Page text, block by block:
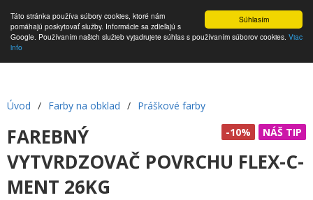
Súhlasím
Táto stránka používa súbory cookies, ktoré nám
pomáhajú poskytovať služby. Informácie sa zdieľajú s
Google. Používaním našich služieb vyjadrujete súhlas s používaním súborov cookies. Viac
info
Úvod / Farby na obklad / Práškové farby
NÁŠ TIP
-10%
FAREBNÝ
VYTVRDZOVAČ POVRCHU FLEX-C-
MENT 26KG